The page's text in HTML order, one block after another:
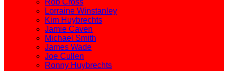
Rob Cross
Lorraine Winstanley
Kim Huybrechts
Jamie Caven
Michael Smith
James Wade
Joe Cullen
Ronny Huybrechts